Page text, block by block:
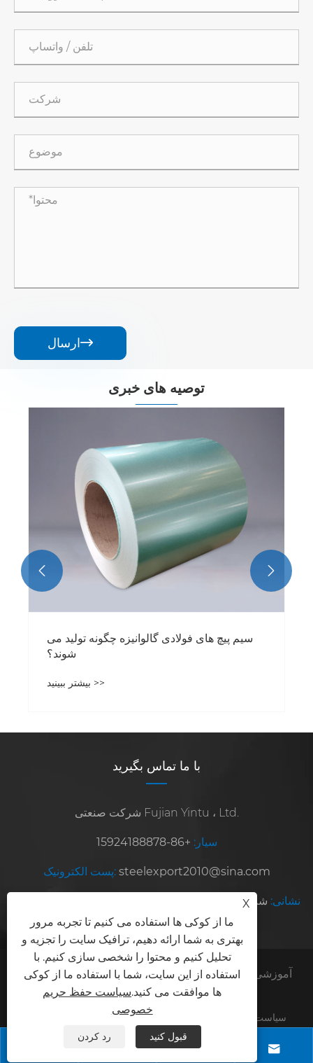
ارسال
توصیه های خبری
سیم پیچ های فولادی گالوانیزه
گالوانیزه چیست
 
با ما تماس بگیرید
شرکت صنعتی Fujian Yintu ، Ltd.
سیار: +86-15924188878
پست الکترونیک: steelexport2010@sina.com
نشانی:
فوجیان ، چین
کپی رایت © 2025 شرکت صنعتی Fujian Yintu ، آموزشی
RSS XML سیاست حفظ حریم خصوصی
 
X
ما از کوکی ها استفاده می کنیم تا تجربه مرور
بهتری به شما ارائه دهیم، ترافیک سایت را تجزیه و
تحلیل کنیم و محتوا را شخصی سازی کنیم. با
استفاده از این سایت، شما با استفاده ما از کوکی
ها موافقت می کنید.سیاست حفظ حریم
خصوصی
رد کردن قبول کنید